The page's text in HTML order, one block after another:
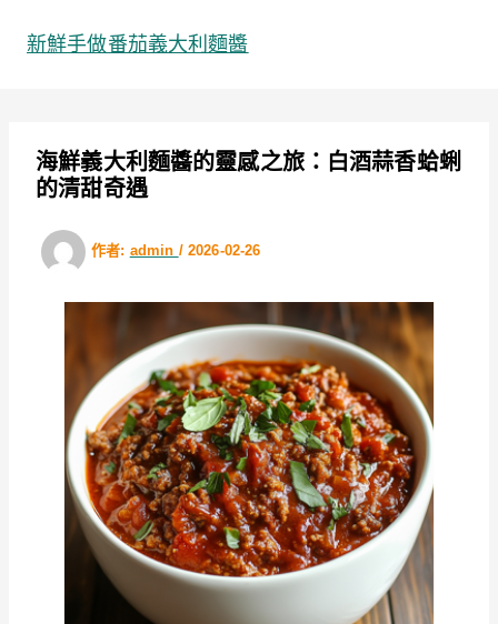
新鮮手做番茄義大利麵醬
海鮮義大利麵醬的靈感之旅：白酒蒜香蛤蜊
的清甜奇遇
作者: admin / 2026-02-26